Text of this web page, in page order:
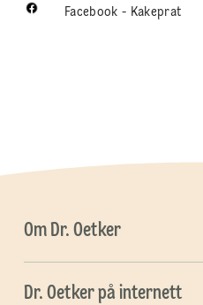
Facebook - Kakeprat
Om Dr. Oetker
Dr. Oetker på internett